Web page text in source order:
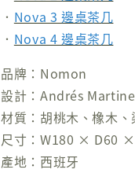
． Nova 3 邊桌茶几
． Nova 4 邊桌茶几
品牌：Nomon
設計：Andrés
材質：胡桃木、橡木
尺寸：W180 × D60
產地：西班牙